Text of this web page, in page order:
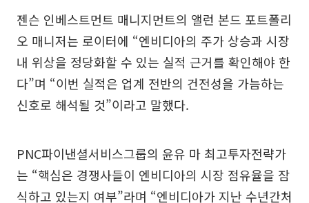
젠슨 인베스트먼트 매니지먼트의 앨런 본드 포트폴리
오 매니저는 로이터에 “엔비디아의 주가 상승과 시장
내 위상을 정당화할 수 있는 실적 근거를 확인해야 한
다”며 “이번 실적은 업계 전반의 건전성을 가늠하는
신호로 해석될 것”이라고 말했다.
PNC파이낸셜서비스그룹의 윤유 마 최고투자전략가
는 “핵심은 경쟁사들이 엔비디아의 시장 점유율을 잠
식하고 있는지 여부”라며 “엔비디아가 지난 수년간처